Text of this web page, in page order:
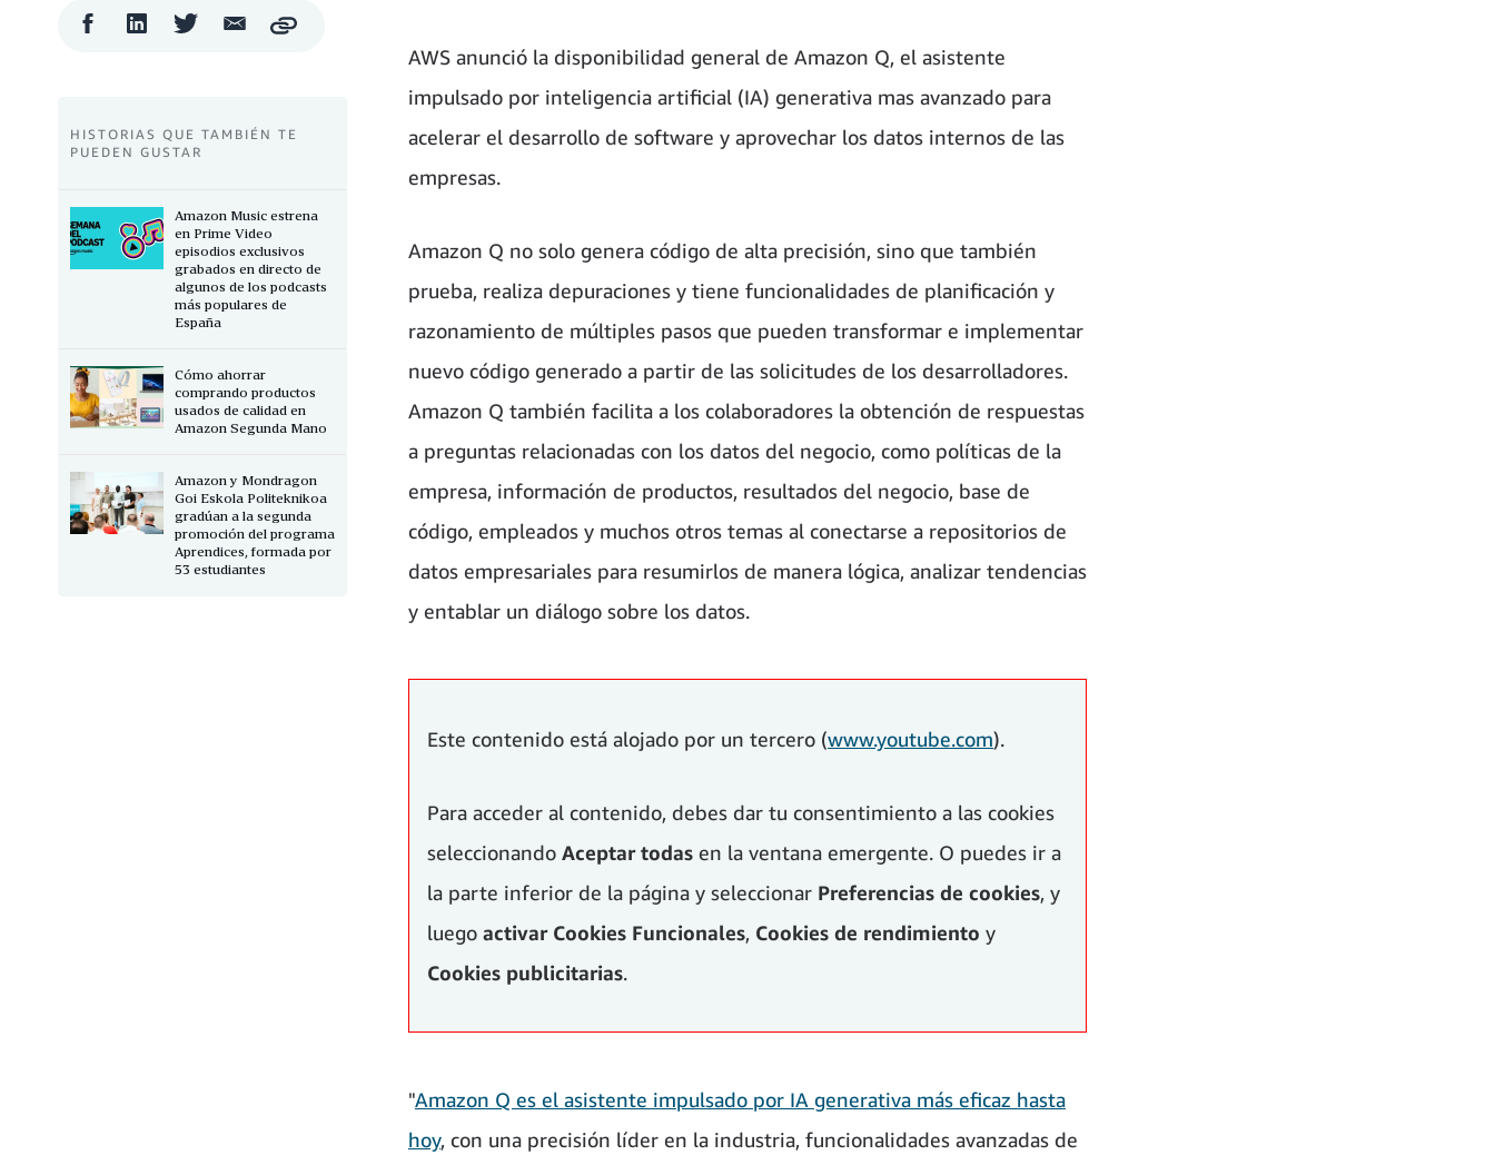
AWS anunció la disponibilidad general de Amazon Q, el asistente
impulsado por inteligencia artificial (IA) generativa mas avanzado para
acelerar el desarrollo de software y aprovechar los datos internos de las
empresas.
Amazon Q no solo genera código de alta precisión, sino que también
prueba, realiza depuraciones y tiene funcionalidades de planificación y
razonamiento de múltiples pasos que pueden transformar e implementar
nuevo código generado a partir de las solicitudes de los desarrolladores.
Amazon Q también facilita a los colaboradores la obtención de respuestas
a preguntas relacionadas con los datos del negocio, como políticas de la
empresa, información de productos, resultados del negocio, base de
código, empleados y muchos otros temas al conectarse a repositorios de
datos empresariales para resumirlos de manera lógica, analizar tendencias
y entablar un diálogo sobre los datos.
Este contenido está alojado por un tercero (www.youtube.com).
Para acceder al contenido, debes dar tu consentimiento a las cookies
seleccionando Aceptar todas en la ventana emergente. O puedes ir a
la parte inferior de la página y seleccionar Preferencias de cookies, y
luego activar Cookies Funcionales, Cookies de rendimiento y
Cookies publicitarias.
"Amazon Q es el asistente impulsado por IA generativa más eficaz hasta
hoy, con una precisión líder en la industria, funcionalidades avanzadas de
CompartirCompartirCompartirCompartir
Copy
HISTORIAS QUE TAMBIÉN TE
PUEDEN GUSTAR
Amazon Music estrena
en Prime Video
episodios exclusivos
grabados en directo de
algunos de los podcasts
más populares de
España
Cómo ahorrar
comprando productos
usados de calidad en
Amazon Segunda Mano
Amazon y Mondragon
Goi Eskola Politeknikoa
gradúan a la segunda
promoción del programa
Aprendices, formada por
53 estudiantes